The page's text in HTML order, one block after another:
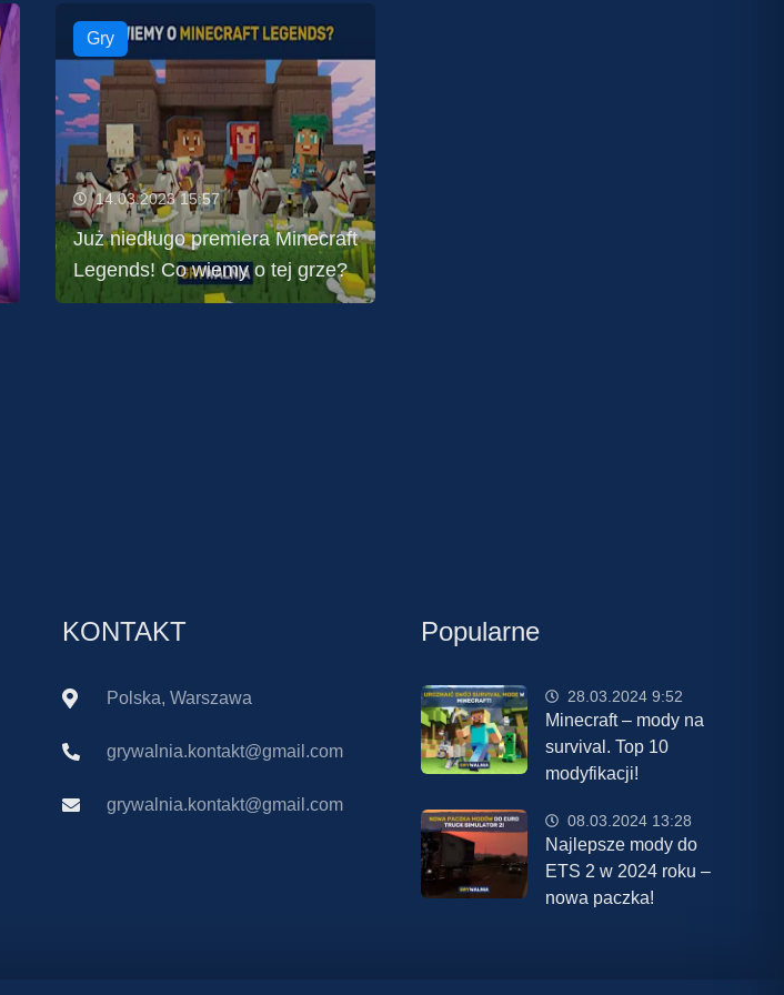
Gry
14.03.2023 15:57
Już niedługo premiera Minecraft
Legends! Co wiemy o tej grze?
KONTAKT
Polska, Warszawa
grywalnia.kontakt@gmail.com
grywalnia.kontakt@gmail.com
Popularne
28.03.2024 9:52
Minecraft – mody na
survival. Top 10
modyfikacji!
08.03.2024 13:28
Najlepsze mody do
ETS 2 w 2024 roku –
nowa paczka!